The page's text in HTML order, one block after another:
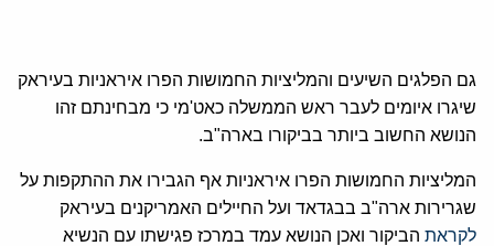
גם הפלגים השיעים והמליציות החמושות הפרו איראניות בעיראק
שיגרו איומים לעבר ראש הממשלה כאט'מי כי מבחינתם זהו
הנושא החשוב ביותר בביקורו בארה"ב.
המליציות החמושות הפרו איראניות אף הגבירו את ההתקפות על
שגרירות ארה"ב בבגדאד ועל החיילים האמריקנים בעיראק
לקראת הביקור ואכן הנושא עמד במרכז פגישתו עם הנשיא